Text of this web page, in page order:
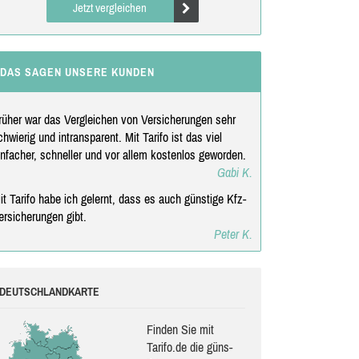
Jetzt vergleichen
DAS SAGEN UNSERE KUNDEN
war das Vergleichen von Versicherungen sehr
und intransparent. Mit Tarifo ist das viel
schneller und vor allem kostenlos geworden.
Gabi K.
Tarifo habe ich gelernt, dass es auch günstige Kfz-
gibt.
Peter K.
DEUTSCHLANDKARTE
Finden Sie mit
Tarifo.de die güns­